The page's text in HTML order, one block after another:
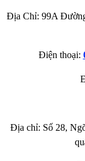
Địa Chỉ: 99A
Điện thoại:
Địa chỉ: Số 28,